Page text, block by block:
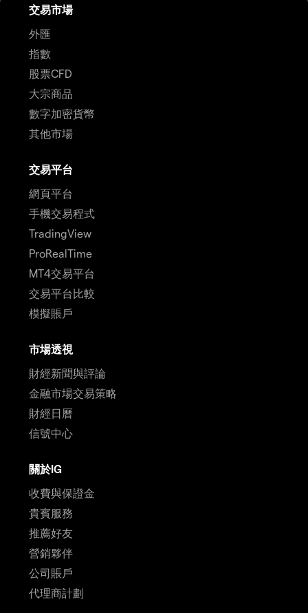
交易市場
外匯
指數
股票CFD
大宗商品
數字加密貨幣
其他市場
交易平台
網頁平台
手機交易程式
TradingView
ProRealTime
MT4交易平台
交易平台比較
模擬賬戶
市場透視
財經新聞與評論
金融市場交易策略
財經日曆
信號中心
關於IG
收費與保證金
貴賓服務
推薦好友
營銷夥伴
公司賬戶
代理商計劃